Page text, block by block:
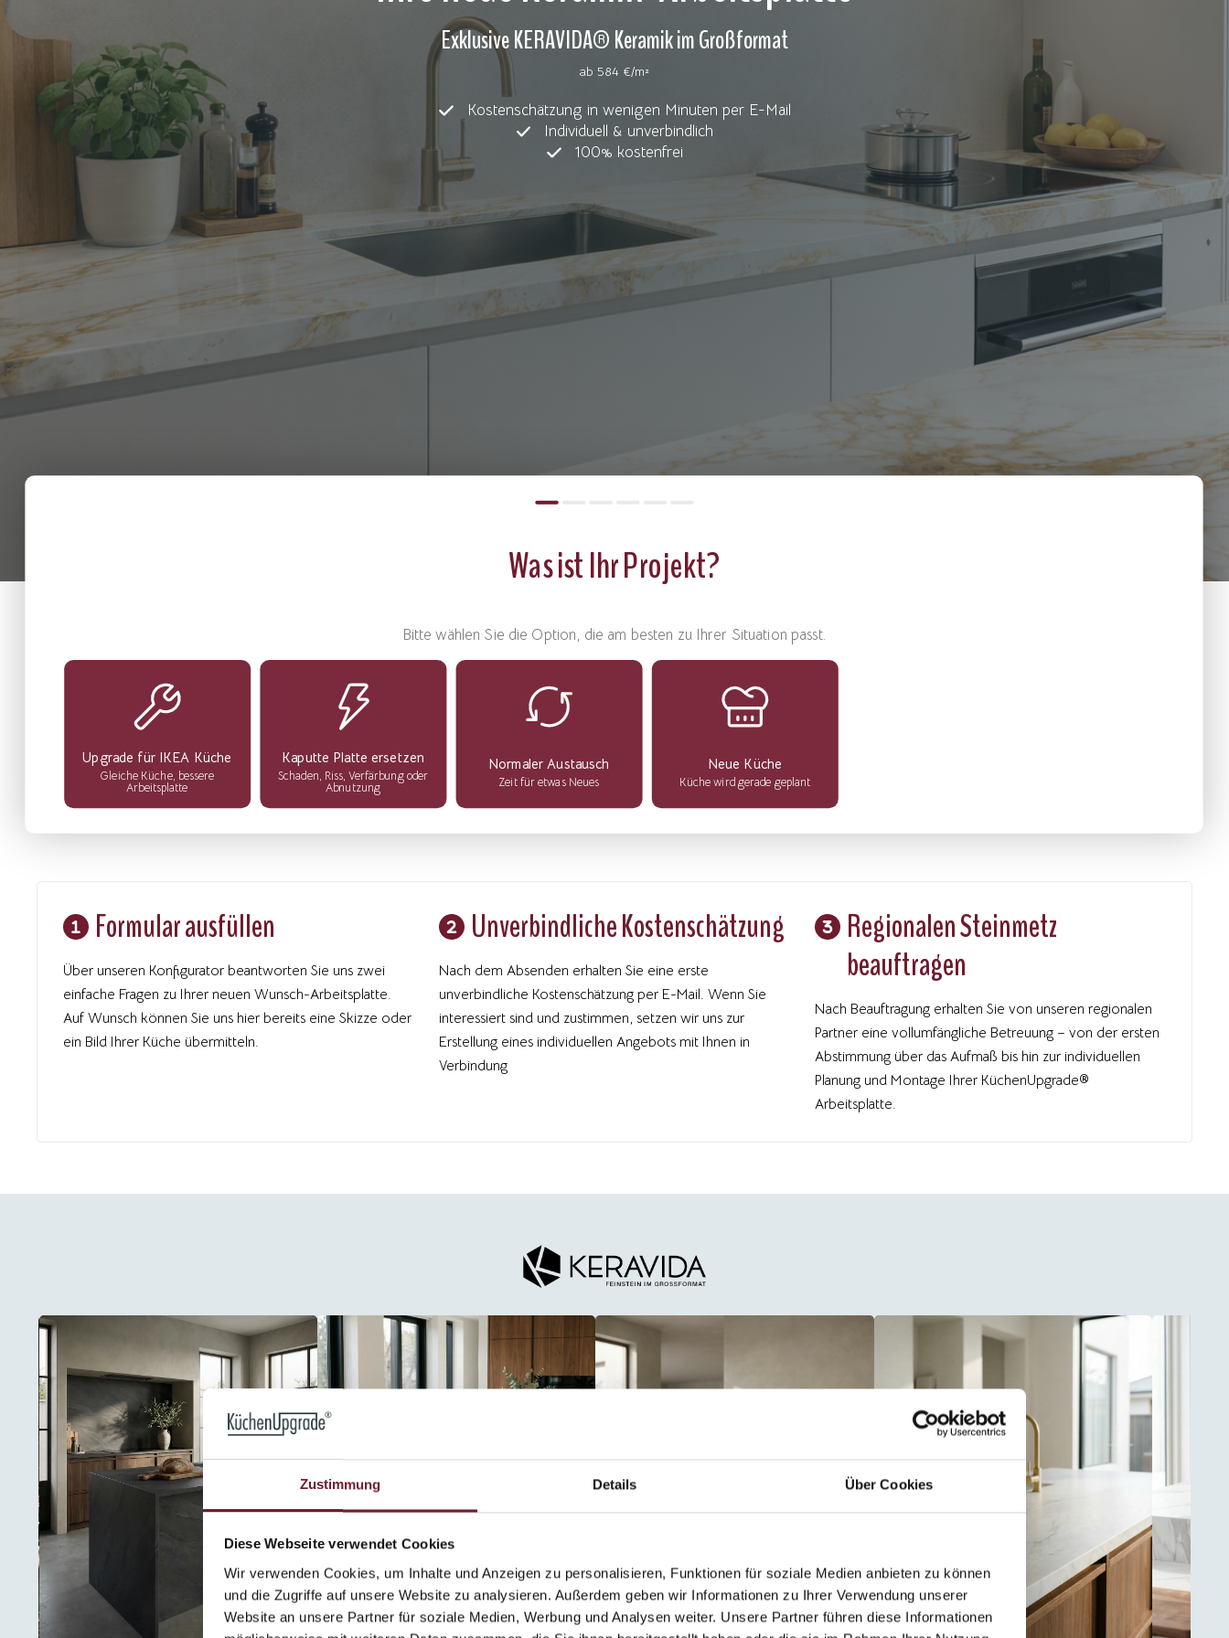
Zustimmung Details Über Cookies
Diese Webseite verwendet Cookies
Wir verwenden Cookies, um Inhalte und Anzeigen zu personalisieren, Funktionen für soziale Medien anbieten zu können
und die Zugriffe auf unsere Website zu analysieren. Außerdem geben wir Informationen zu Ihrer Verwendung unserer
Website an unsere Partner für soziale Medien, Werbung und Analysen weiter. Unsere Partner führen diese Informationen
Exklusive KERAVIDA® Keramik im Großformat
ab 584 €/m²
Kostenschätzung in wenigen Minuten per E-Mail
Individuell & unverbindlich
100% kostenfrei
Formular ausfüllen
Über unseren Konfigurator beantworten Sie uns zwei
einfache Fragen zu Ihrer neuen Wunsch-Arbeitsplatte.
Auf Wunsch können Sie uns hier bereits eine Skizze oder
ein Bild Ihrer Küche übermitteln.
Unverbindliche Kostenschätzung
Nach dem Absenden erhalten Sie eine erste
unverbindliche Kostenschätzung per E-Mail. Wenn Sie
interessiert sind und zustimmen, setzen wir uns zur
Erstellung eines individuellen Angebots mit Ihnen in
Verbindung
Regionalen Steinmetz
beauftragen
Nach Beauftragung erhalten Sie von unseren regionalen
Partner eine vollumfängliche Betreuung – von der ersten
Abstimmung über das Aufmaß bis hin zur individuellen
Planung und Montage Ihrer KüchenUpgrade®
Arbeitsplatte.